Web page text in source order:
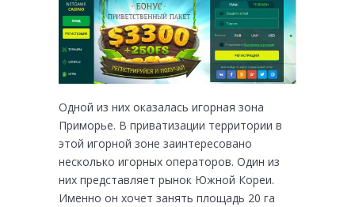
Одной из них оказалась игорная зона
Приморье. В приватизации территории в
этой игорной зоне заинтересовано
несколько игорных операторов. Один из
них представляет рынок Южной Кореи.
Именно он хочет занять площадь 20 га